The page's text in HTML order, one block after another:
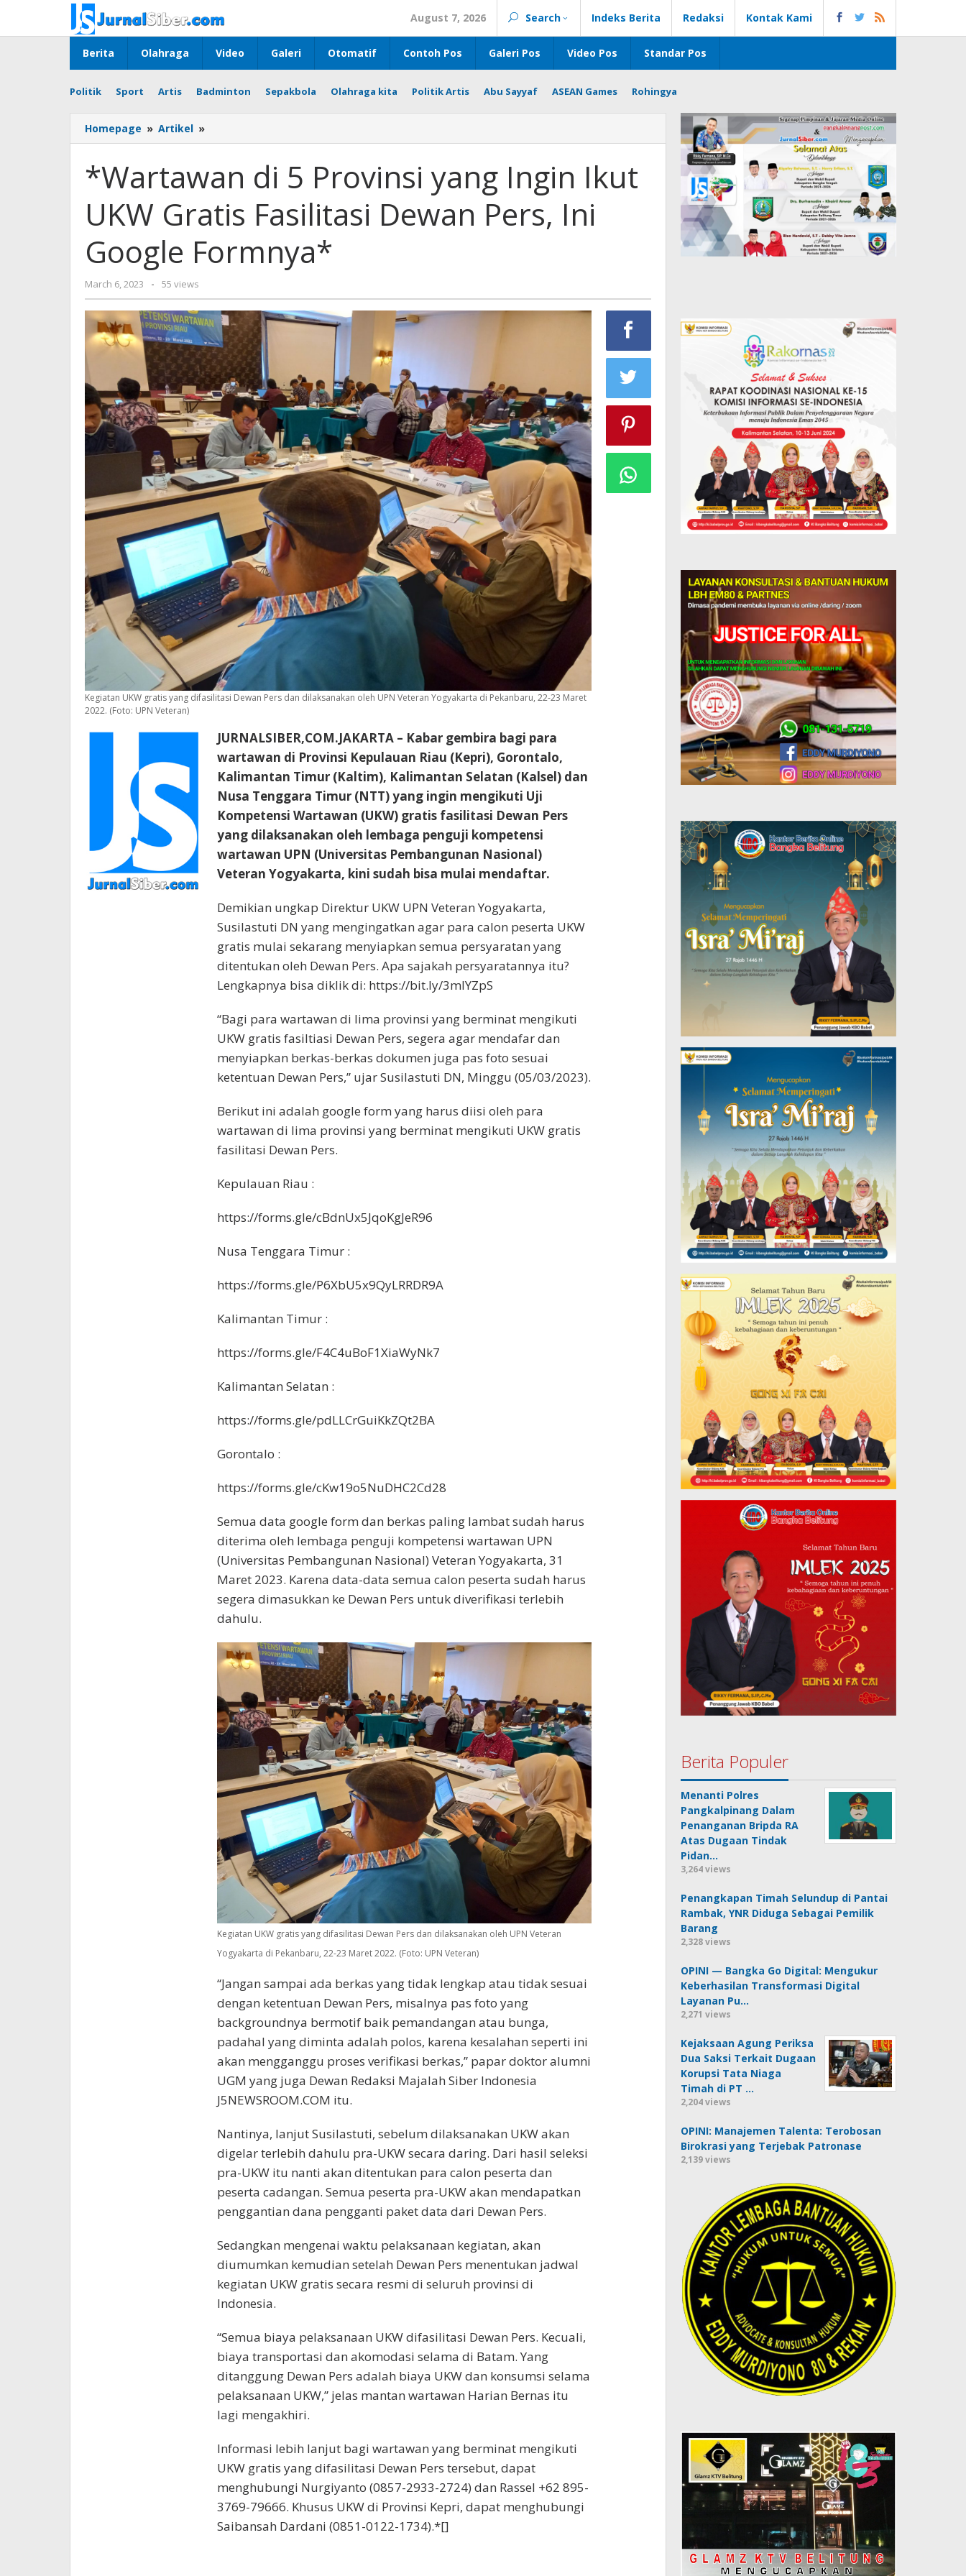
content
August 7, 2026 Search Indeks Berita Redaksi Kontak Kami
Berita Olahraga Video Galeri Otomatif Contoh Pos Galeri Pos Video Pos Standar Pos
Politik Sport Artis Badminton Sepakbola Olahraga kita Politik Artis Abu Sayyaf ASEAN Games Rohingya
Homepage » Artikel »
di
Provinsi
yang
Ingin
Ikut
Gratis
Fasilitasi
Ini
Google
Formnya*
*Wartawan di 5 Provinsi yang Ingin Ikut
UKW Gratis Fasilitasi Dewan Pers, Ini
Google Formnya*
March 6, 2023
by
Jurnalsiber
- 55 views
Kegiatan UKW gratis yang difasilitasi Dewan Pers dan dilaksanakan oleh UPN Veteran Yogyakarta di Pekanbaru, 22-23 Maret
2022. (Foto: UPN Veteran)
JURNALSIBER,COM.JAKARTA – Kabar gembira bagi para
wartawan di Provinsi Kepulauan Riau (Kepri), Gorontalo,
Kalimantan Timur (Kaltim), Kalimantan Selatan (Kalsel) dan
Nusa Tenggara Timur (NTT) yang ingin mengikuti Uji
Kompetensi Wartawan (UKW) gratis fasilitasi Dewan Pers
yang dilaksanakan oleh lembaga penguji kompetensi
wartawan UPN (Universitas Pembangunan Nasional)
Veteran Yogyakarta, kini sudah bisa mulai mendaftar.
Demikian ungkap Direktur UKW UPN Veteran Yogyakarta,
Susilastuti DN yang mengingatkan agar para calon peserta UKW
gratis mulai sekarang menyiapkan semua persyaratan yang
ditentukan oleh Dewan Pers. Apa sajakah persyaratannya itu?
Lengkapnya bisa diklik di: https://bit.ly/3mlYZpS
“Bagi para wartawan di lima provinsi yang berminat mengikuti
UKW gratis fasiltiasi Dewan Pers, segera agar mendafar dan
menyiapkan berkas-berkas dokumen juga pas foto sesuai
ketentuan Dewan Pers,” ujar Susilastuti DN, Minggu (05/03/2023).
Berikut ini adalah google form yang harus diisi oleh para
wartawan di lima provinsi yang berminat mengikuti UKW gratis
fasilitasi Dewan Pers.
Kepulauan Riau :
https://forms.gle/cBdnUx5JqoKgJeR96
Nusa Tenggara Timur :
https://forms.gle/P6XbU5x9QyLRRDR9A
Kalimantan Timur :
https://forms.gle/F4C4uBoF1XiaWyNk7
Kalimantan Selatan :
https://forms.gle/pdLLCrGuiKkZQt2BA
Gorontalo :
https://forms.gle/cKw19o5NuDHC2Cd28
Semua data google form dan berkas paling lambat sudah harus
diterima oleh lembaga penguji kompetensi wartawan UPN
(Universitas Pembangunan Nasional) Veteran Yogyakarta, 31
Maret 2023. Karena data-data semua calon peserta sudah harus
segera dimasukkan ke Dewan Pers untuk diverifikasi terlebih
dahulu.
Kegiatan UKW gratis yang difasilitasi Dewan Pers dan dilaksanakan oleh UPN Veteran
Yogyakarta di Pekanbaru, 22-23 Maret 2022. (Foto: UPN Veteran)
“Jangan sampai ada berkas yang tidak lengkap atau tidak sesuai
dengan ketentuan Dewan Pers, misalnya pas foto yang
backgroundnya bermotif baik pemandangan atau bunga,
padahal yang diminta adalah polos, karena kesalahan seperti ini
akan mengganggu proses verifikasi berkas,” papar doktor alumni
UGM yang juga Dewan Redaksi Majalah Siber Indonesia
J5NEWSROOM.COM itu.
Nantinya, lanjut Susilastuti, sebelum dilaksanakan UKW akan
digelar terlebih dahulu pra-UKW secara daring. Dari hasil seleksi
pra-UKW itu nanti akan ditentukan para calon peserta dan
peserta cadangan. Semua peserta pra-UKW akan mendapatkan
penggantian dana pengganti paket data dari Dewan Pers.
Sedangkan mengenai waktu pelaksanaan kegiatan, akan
diumumkan kemudian setelah Dewan Pers menentukan jadwal
kegiatan UKW gratis secara resmi di seluruh provinsi di
Indonesia.
“Semua biaya pelaksanaan UKW difasilitasi Dewan Pers. Kecuali,
biaya transportasi dan akomodasi selama di Batam. Yang
ditanggung Dewan Pers adalah biaya UKW dan konsumsi selama
pelaksanaan UKW,” jelas mantan wartawan Harian Bernas itu
lagi mengakhiri.
Informasi lebih lanjut bagi wartawan yang berminat mengikuti
UKW gratis yang difasilitasi Dewan Pers tersebut, dapat
menghubungi Nurgiyanto (0857-2933-2724) dan Rassel +62 895-
3769-79666. Khusus UKW di Provinsi Kepri, dapat menghubungi
Saibansah Dardani (0851-0122-1734).*[]
Berita Populer
Menanti Polres
Pangkalpinang Dalam
Penanganan Bripda RA
Atas Dugaan Tindak
Pidan…
3,264 views
Penangkapan Timah Selundup di Pantai
Rambak, YNR Diduga Sebagai Pemilik
Barang
2,328 views
OPINI — Bangka Go Digital: Mengukur
Keberhasilan Transformasi Digital
Layanan Pu…
2,271 views
Kejaksaan Agung Periksa
Dua Saksi Terkait Dugaan
Korupsi Tata Niaga
Timah di PT …
2,204 views
OPINI: Manajemen Talenta: Terobosan
Birokrasi yang Terjebak Patronase
2,139 views